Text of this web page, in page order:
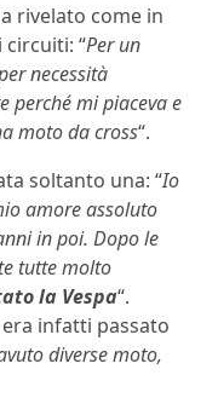
rivelato come in
“Per un
necessità
perché mi piaceva e
moto da cross“.
soltanto una: “Io
amore assoluto
in poi. Dopo le
tutte molto
la Vespa“.
era infatti passato
diverse moto,